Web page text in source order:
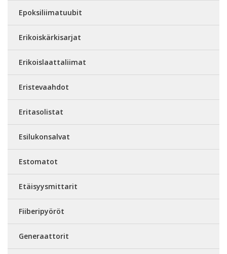
Epoksiliimatuubit
Erikoiskärkisarjat
Erikoislaattaliimat
Eristevaahdot
Eritasolistat
Esilukonsalvat
Estomatot
Etäisyysmittarit
Fiiberipyöröt
Generaattorit